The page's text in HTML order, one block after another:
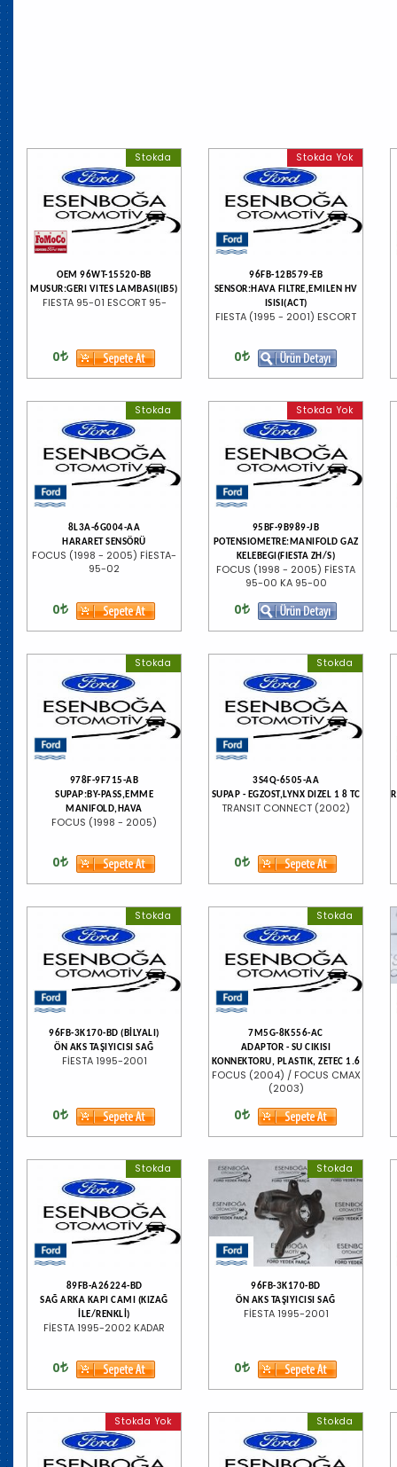
Stokda
OEM 96WT-15520-BB
MUSUR:GERI VITES LAMBASI(IB5)
FIESTA 95-01 ESCORT 95-
0
Stokda Yok
96FB-12B579-EB
SENSOR:HAVA FILTRE,EMILEN HV
ISISI(ACT)
FIESTA (1995 - 2001) ESCORT
0
Stokda
8L3A-6G004-AA
HARARET SENSÖRÜ
FOCUS (1998 - 2005) FİESTA-
95-02
0
Stokda Yok
95BF-9B989-JB
POTENSIOMETRE:MANIFOLD GAZ
KELEBEGI(FIESTA ZH/S)
FOCUS (1998 - 2005) FİESTA
95-00 KA 95-00
0
Stokda
978F-9F715-AB
SUPAP:BY-PASS,EMME
MANIFOLD,HAVA
FOCUS (1998 - 2005)
0
Stokda
3S4Q-6505-AA
SUPAP - EGZOST,LYNX DIZEL 1 8 TC
TRANSIT CONNECT (2002)
0
Stokda
96FB-3K170-BD (BİLYALI)
ÖN AKS TAŞIYICISI SAĞ
FİESTA 1995-2001
0
Stokda
7M5G-8K556-AC
ADAPTOR - SU CIKISI
KONNEKTORU, PLASTIK, ZETEC 1.6
FOCUS (2004) / FOCUS CMAX
(2003)
0
Stokda
89FB-A26224-BD
SAĞ ARKA KAPI CAMI (KIZAĞ
İLE/RENKLİ)
FİESTA 1995-2002 KADAR
0
Stokda
96FB-3K170-BD
ÖN AKS TAŞIYICISI SAĞ
FİESTA 1995-2001
0
Stokda Yok Stokda